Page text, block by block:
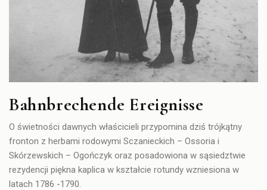
Bahnbrechende Ereignisse
O świetności dawnych właścicieli przypomina dziś trójkątny
fronton z herbami rodowymi Sczanieckich – Ossoria i
Skórzewskich – Ogończyk oraz posadowiona w sąsiedztwie
rezydencji piękna kaplica w kształcie rotundy wzniesiona w
latach 1786 -1790.